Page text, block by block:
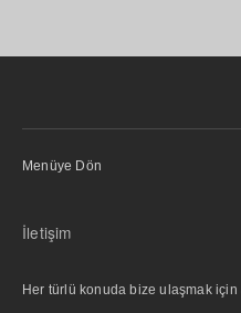
Menüye Dön
İletişim
Her türlü konuda bize ulaşmak